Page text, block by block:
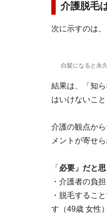
介護脱毛
次に示すのは
白髪になると永
結果は、「知
はいけないこ
介護の観点か
メントが寄せら
「 必要」だと
・介護者の負
・脱毛するこ
す（49歳 女性）